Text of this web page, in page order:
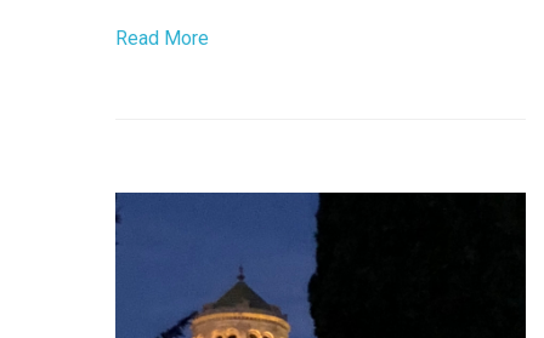
Read More